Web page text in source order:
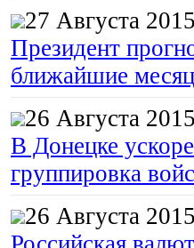
27 Августа 2015
Президент
ближайшие
26 Августа 2015
В Донецке
группировка
26 Августа 2015